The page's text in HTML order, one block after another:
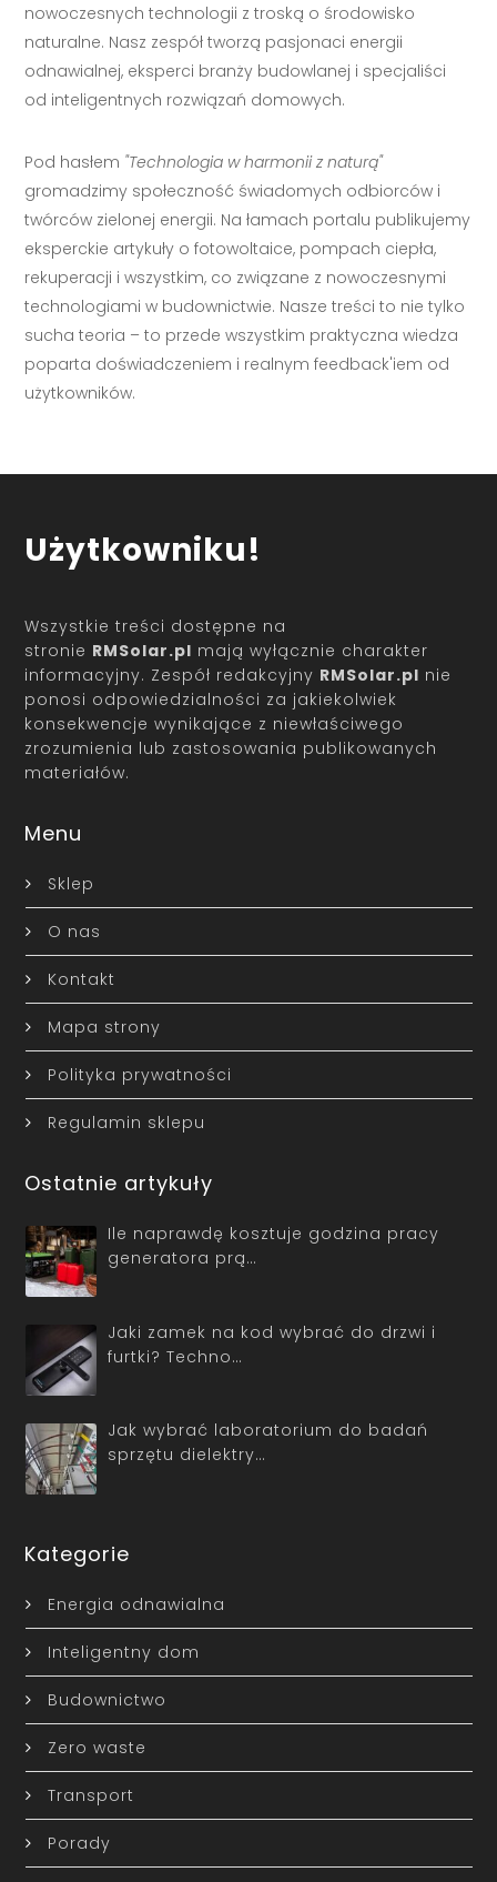
nowoczesnych technologii z troską o środowisko
naturalne. Nasz zespół tworzą pasjonaci energii
odnawialnej, eksperci branży budowlanej i specjaliści
od inteligentnych rozwiązań domowych.
Pod hasłem "Technologia w harmonii z naturą"
gromadzimy społeczność świadomych odbiorców i
twórców zielonej energii. Na łamach portalu publikujemy
eksperckie artykuły o fotowoltaice, pompach ciepła,
rekuperacji i wszystkim, co związane z nowoczesnymi
technologiami w budownictwie. Nasze treści to nie tylko
sucha teoria – to przede wszystkim praktyczna wiedza
poparta doświadczeniem i realnym feedback'iem od
użytkowników.
Użytkowniku!
Wszystkie treści dostępne na
stronie RMSolar.pl mają wyłącznie charakter
informacyjny. Zespół redakcyjny RMSolar.pl nie
ponosi odpowiedzialności za jakiekolwiek
konsekwencje wynikające z niewłaściwego
zrozumienia lub zastosowania publikowanych
materiałów.
Menu
Sklep
O nas
Kontakt
Mapa strony
Polityka prywatności
Regulamin sklepu
Ostatnie artykuły
Ile naprawdę kosztuje godzina pracy
generatora prą…
Jaki zamek na kod wybrać do drzwi i
furtki? Techno…
Jak wybrać laboratorium do badań
sprzętu dielektry…
Kategorie
Energia odnawialna
Inteligentny dom
Budownictwo
Zero waste
Transport
Porady